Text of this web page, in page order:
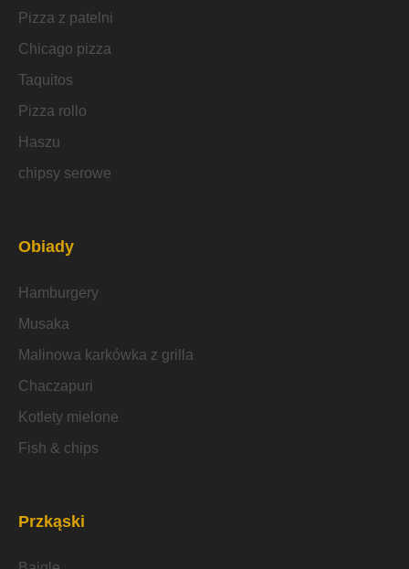
Pizza z patelni
Chicago pizza
Taquitos
Pizza rollo
Haszu
chipsy serowe
Obiady
Hamburgery
Musaka
Malinowa karkówka z grilla
Chaczapuri
Kotlety mielone
Fish & chips
Przkąski